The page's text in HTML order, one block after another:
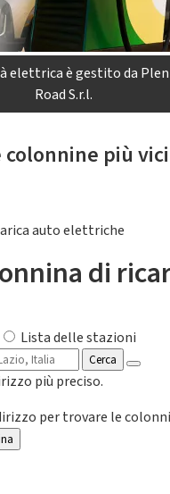
elettrica è gestito da
Road S.r.l.
colonnine più
auto elettriche
di
Lista delle stazioni
Cerca
più preciso.
per trovare le